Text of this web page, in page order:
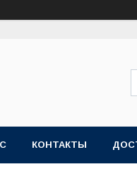
КОНТАКТЫ